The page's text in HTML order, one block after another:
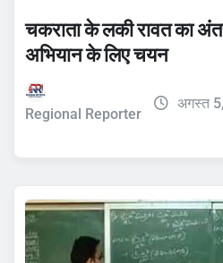
चकराता के लकी रावत का
अभियान के लिए चयन
Regional Reporter
अगस्त